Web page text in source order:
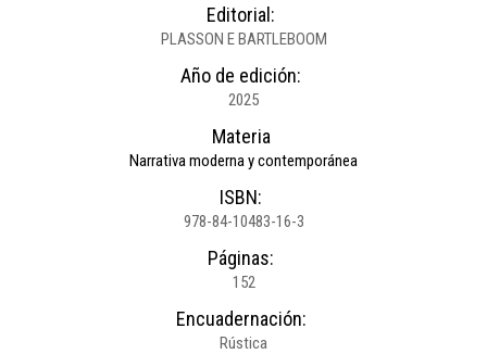
Editorial:
PLASSON E BARTLEBOOM
Año de edición:
2025
Materia
Narrativa moderna y contemporánea
ISBN:
978-84-10483-16-3
Páginas:
152
Encuadernación:
Rústica